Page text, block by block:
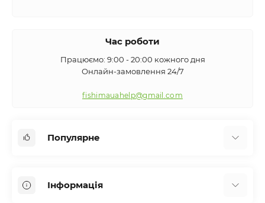
Час роботи
Працюємо: 9:00 - 20:00 кожного дня
Онлайн-замовлення 24/7
fishimauahelp@gmail.com
Популярне
ВудилищаІнформація